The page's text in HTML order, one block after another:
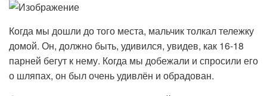
Когда мы дошли до того места, мальчик толкал тележку
домой. Он, должно быть, удивился, увидев, как 16-18
парней бегут к нему. Когда мы добежали и спросили его
о шляпах, он был очень удивлён и обрадован.